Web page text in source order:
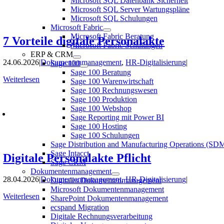
Microsoft SQL Server Wartungspläne
Microsoft SQL Schulungen
Microsoft Fabric
Microsoft Fabric Beratung
Microsoft Fabric Schulungen
ERP & CRM
Sage 100
Sage 100 Beratung
Sage 100 Warenwirtschaft
Sage 100 Rechnungswesen
Sage 100 Produktion
Sage 100 Webshop
Sage Reporting mit Power BI
Sage 100 Hosting
Sage 100 Schulungen
Sage Distribution and Manufacturing Operations
Sage Intacct
Sage CRM
Dokumentenmanagement
Digitales Dokumentenmanagement
Microsoft Dokumentenmanagement
SharePoint Dokumentenmanagement
ecspand Migration
Digitale Rechnungsverarbeitung
7 Vorteile digitale Personalakte
24.06.2026|Dokumentenmanagement,HR-Digitalisierung|
Weiterlesen
Digitale Personalakte Pflicht
28.04.2026|Dokumentenmanagement,HR-Digitalisierung|
Weiterlesen